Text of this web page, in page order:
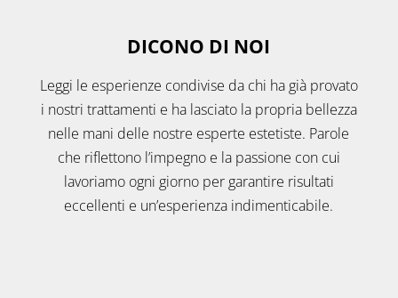
DICONO DI NOI
Leggi le esperienze condivise da chi ha già provato
i nostri trattamenti e ha lasciato la propria bellezza
nelle mani delle nostre esperte estetiste. Parole
che riflettono l’impegno e la passione con cui
lavoriamo ogni giorno per garantire risultati
eccellenti e un’esperienza indimenticabile.